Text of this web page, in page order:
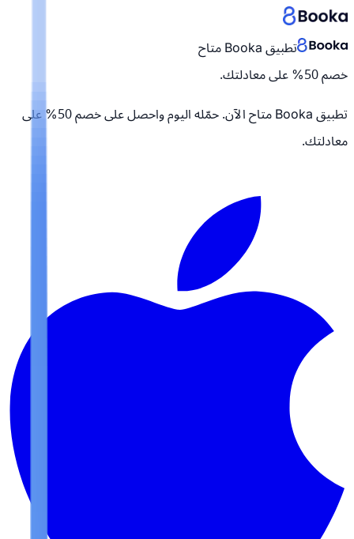
تطبيق Booka متاح
خصم 50% على معادلتك.
تطبيق Booka متاح الآن. حمّله اليوم واحصل على
خصم 50% على
معادلتك.